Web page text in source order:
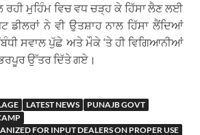
ਰਹੀ ਮੁਹਿੰਮ ਵਿਚ ਵਧ ਚੜ੍ਹ ਕੇ ਹਿੱਸਾ ਲੈਣ ਲਈ
ਡੀਲਰਾਂ ਨੇ ਵੀ ਉਤਸ਼ਾਹ ਨਾਲ ਹਿੱਸਾ ਲੈਂਦਿਆਂ
ਸਵਾਲ ਪੁੱਛੇ ਅਤੇ ਮੌਕੇ ‘ਤੇ ਹੀ ਵਿਗਿਆਨੀਆਂ
ਉੱਤਰ ਦਿੱਤੇ ਗਏ।
LATEST NEWS
PUNAJB GOVT
FOR INPUT DEALERS ON PROPER USE